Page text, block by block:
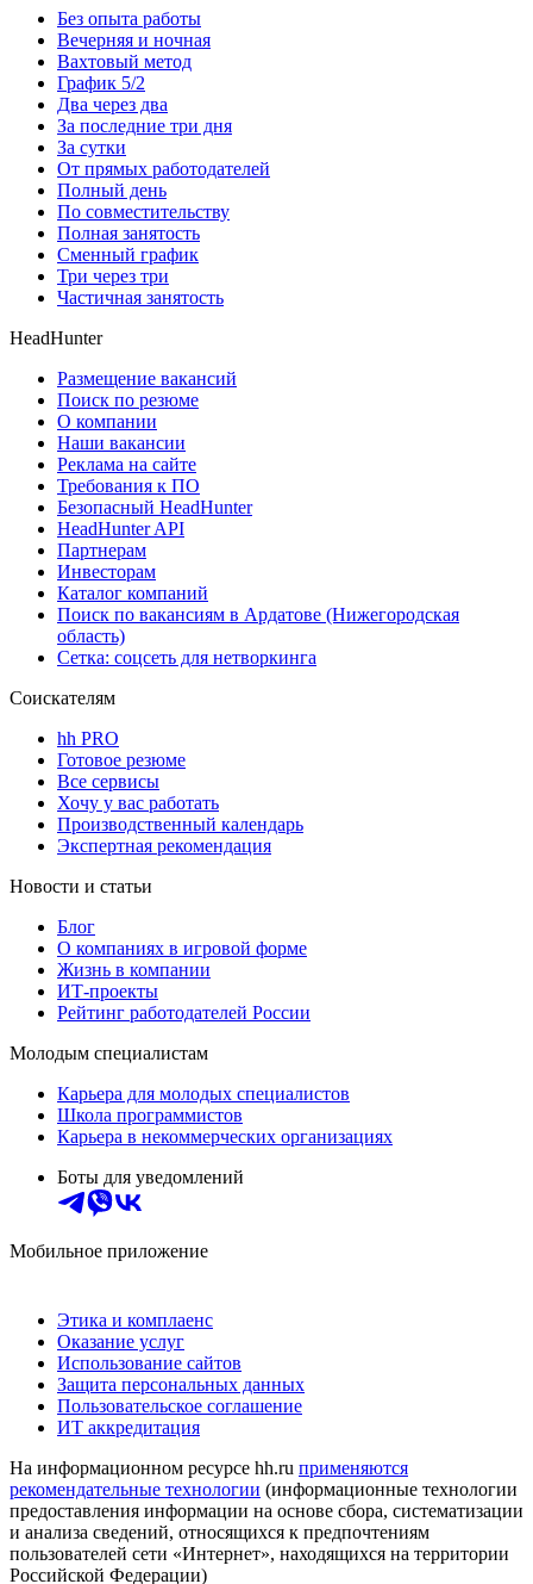
Без опыта работы
Вечерняя и ночная
Вахтовый метод
График 5/2
Два через два
За последние три дня
За сутки
От прямых работодателей
Полный день
По совместительству
Полная занятость
Сменный график
Три через три
Частичная занятость
HeadHunter
Размещение вакансий
Поиск по резюме
О компании
Наши вакансии
Реклама на сайте
Требования к ПО
Безопасный HeadHunter
HeadHunter API
Партнерам
Инвесторам
Каталог компаний
Поиск по вакансиям в Ардатове (Нижегородская
область)
Сетка: соцсеть для нетворкинга
Соискателям
hh PRO
Готовое резюме
Все сервисы
Хочу у вас работать
Производственный календарь
Экспертная рекомендация
Новости и статьи
Блог
О компаниях в игровой форме
Жизнь в компании
ИТ-проекты
Рейтинг работодателей России
Молодым специалистам
Карьера для молодых специалистов
Школа программистов
Карьера в некоммерческих организациях
Боты для уведомлений
Мобильное приложение
Этика и комплаенс
Оказание услуг
Использование сайтов
Защита персональных данных
Пользовательское соглашение
ИТ аккредитация
На информационном ресурсе hh.ru применяются
рекомендательные технологии (информационные технологии
предоставления информации на основе сбора, систематизации
и анализа сведений, относящихся к предпочтениям
пользователей сети «Интернет», находящихся на территории
Российской Федерации)